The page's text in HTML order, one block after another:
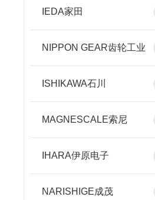
IEDA家田
NIPPON GEAR齿轮工业
ISHIKAWA石川
MAGNESCALE索尼
IHARA伊原电子
NARISHIGE成茂